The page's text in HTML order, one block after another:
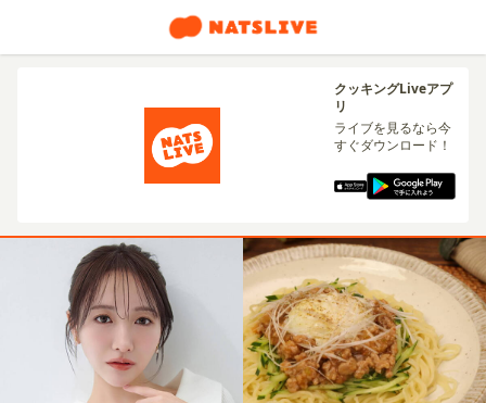
クッキングLiveアプ
リ
ライブを見るなら今
すぐダウンロード！